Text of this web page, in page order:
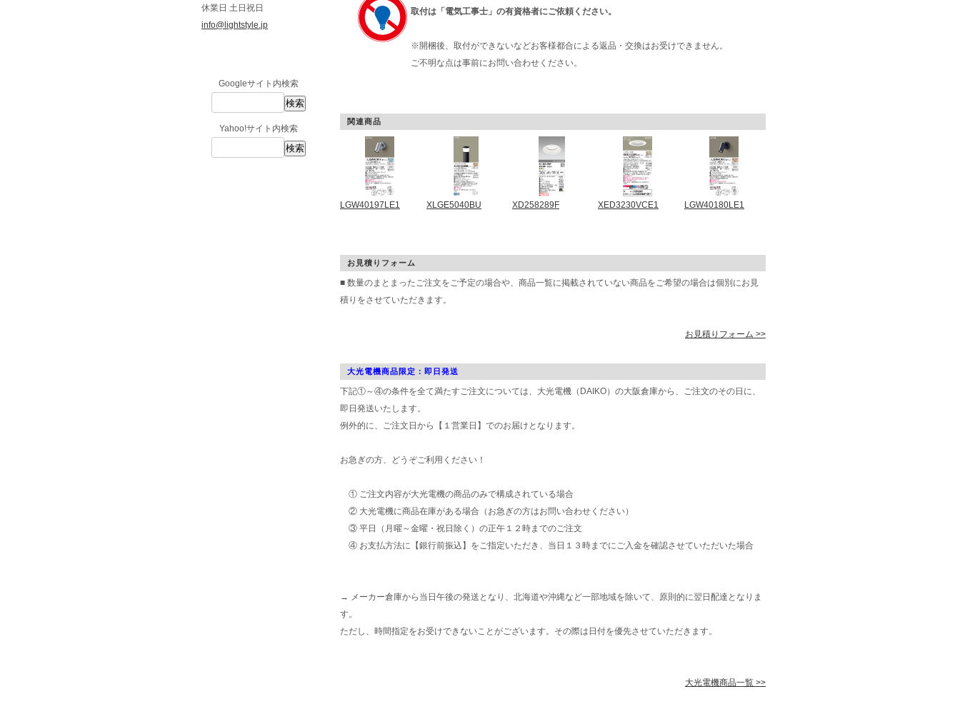
休業日 土日祝日
info@lightstyle.jp
Googleサイト内検索
Yahoo!サイト内検索
取付は「電気工事士」の有資格者にご依頼ください。
※開梱後、取付ができないなどお客様都合による返品・交換はお受けできません。
ご不明な点は事前にお問い合わせください。
関連商品
LGW40197LE1 XLGE5040BU XD258289F XED3230VCE1 LGW40180LE1
お見積りフォーム
■ 数量のまとまったご注文をご予定の場合や、商品一覧に掲載されていない商品をご希望の場合は個別にお見
積りをさせていただきます。
お見積りフォーム >>
大光電機商品限定：即日発送
下記①～④の条件を全て満たすご注文については、大光電機（DAIKO）の大阪倉庫から、ご注文のその日に、
即日発送いたします。
例外的に、ご注文日から【１営業日】でのお届けとなります。
お急ぎの方、どうぞご利用ください！
① ご注文内容が大光電機の商品のみで構成されている場合
② 大光電機に商品在庫がある場合（お急ぎの方はお問い合わせください）
③ 平日（月曜～金曜・祝日除く）の正午１２時までのご注文
④ お支払方法に【銀行前振込】をご指定いただき、当日１３時までにご入金を確認させていただいた場合
→ メーカー倉庫から当日午後の発送となり、北海道や沖縄など一部地域を除いて、原則的に翌日配達となりま
す。
ただし、時間指定をお受けできないことがございます。その際は日付を優先させていただきます。
大光電機商品一覧 >>